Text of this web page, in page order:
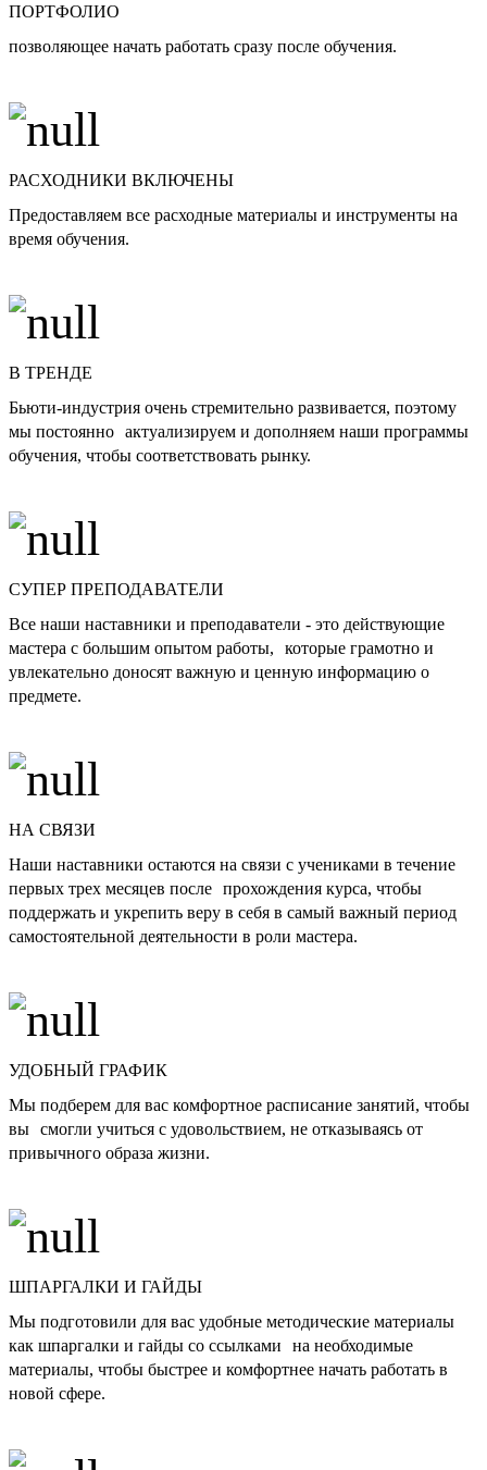
ПОРТФОЛИО
позволяющее начать работать сразу после обучения.
РАСХОДНИКИ ВКЛЮЧЕНЫ
Предоставляем все расходные материалы и инструменты на
время обучения.
В ТРЕНДЕ
Бьюти-индустрия очень стремительно развивается, поэтому
мы постоянно актуализируем и дополняем наши программы
обучения, чтобы соответствовать рынку.
СУПЕР ПРЕПОДАВАТЕЛИ
Все наши наставники и преподаватели - это действующие
мастера с большим опытом работы, которые грамотно и
увлекательно доносят важную и ценную информацию о
предмете.
НА СВЯЗИ
Наши наставники остаются на связи с учениками в течение
первых трех месяцев после прохождения курса, чтобы
поддержать и укрепить веру в себя в самый важный период
самостоятельной деятельности в роли мастера.
УДОБНЫЙ ГРАФИК
Мы подберем для вас комфортное расписание занятий, чтобы
вы смогли учиться с удовольствием, не отказываясь от
привычного образа жизни.
ШПАРГАЛКИ И ГАЙДЫ
Мы подготовили для вас удобные методические материалы
как шпаргалки и гайды со ссылками на необходимые
материалы, чтобы быстрее и комфортнее начать работать в
новой сфере.